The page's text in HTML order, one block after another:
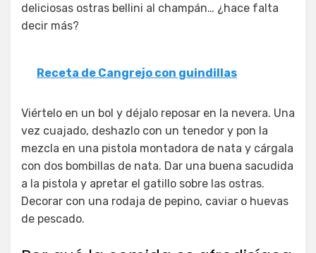
deliciosas ostras bellini al champán… ¿hace falta
decir más?
Receta de Cangrejo con guindillas
Viértelo en un bol y déjalo reposar en la nevera. Una
vez cuajado, deshazlo con un tenedor y pon la
mezcla en una pistola montadora de nata y cárgala
con dos bombillas de nata. Dar una buena sacudida
a la pistola y apretar el gatillo sobre las ostras.
Decorar con una rodaja de pepino, caviar o huevas
de pescado.